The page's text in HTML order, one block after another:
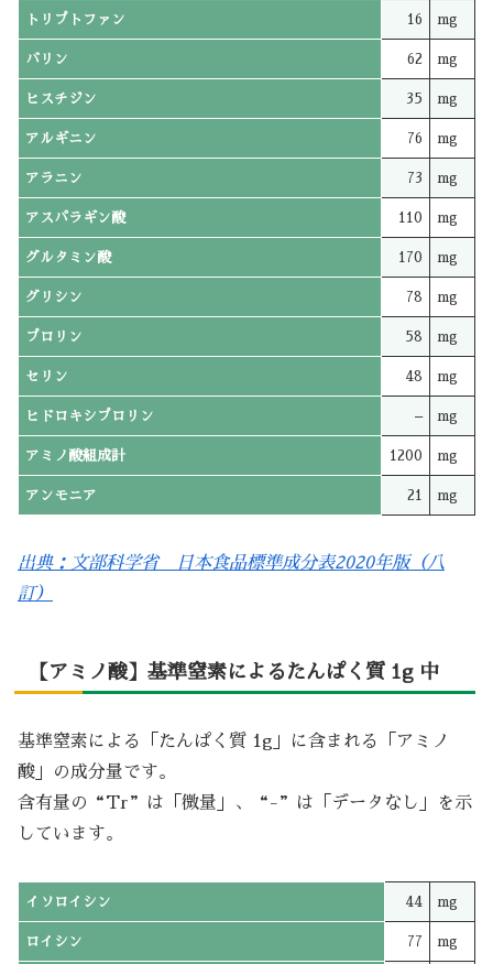
トリプトファン 16 mg
バリン 62 mg
ヒスチジン 35 mg
アルギニン 76 mg
アラニン 73 mg
アスパラギン酸 110 mg
グルタミン酸 170 mg
グリシン 78 mg
プロリン 58 mg
セリン 48 mg
ヒドロキシプロリン – mg
アミノ酸組成計 1200 mg
アンモニア 21 mg
出典：文部科学省 日本食品標準成分表2020年版（八
訂）
【アミノ酸】基準窒素によるたんぱく質 1g 中
基準窒素による「たんぱく質 1g」に含まれる「アミノ
酸」の成分量です。
含有量の“Tr”は「微量」、“-”は「データなし」を示
しています。
イソロイシン 44 mg
ロイシン 77 mg